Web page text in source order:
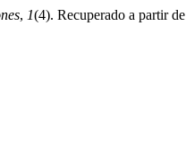
, 1(4). Recuperado a partir de